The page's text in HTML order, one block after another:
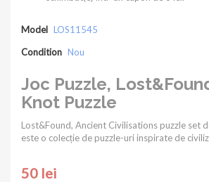
Model LOS11545
Condition Nou
Joc Puzzle,
Knot Puzzle
Lost&Found, Ancient Civilisations puzzle set
este o colecție de puzzle-uri inspirate de
50 lei